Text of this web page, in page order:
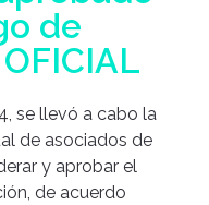
de
se llevó a cabo la
de asociados de
y aprobar el
de acuerdo